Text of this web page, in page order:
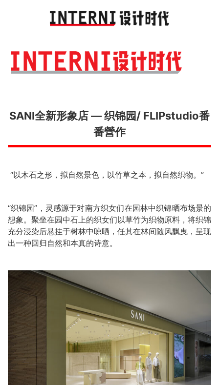
SANI全新形象店 — 织锦园/ FLIPstudio番
番營作
“以木石之形，拟自然景色，以竹草之本，拟自然织物。”
“织锦园”，灵感源于对南方织女们在园林中织锦晒布场景的
想象。聚坐在园中石上的织女们以草竹为织物原料，将织锦
充分浸染后悬挂于树林中晾晒，任其在林间随风飘曳，呈现
出一种回归自然和本真的诗意。